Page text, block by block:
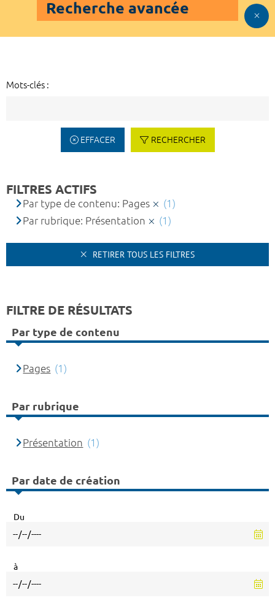
Recherche avancée
Mots-clés :
EFFACER RECHERCHER
FILTRES ACTIFS
Par type de contenu: Pages
(1)
Par rubrique: Présentation
(1)
RETIRER TOUS LES FILTRES
FILTRE DE RÉSULTATS
Par type de contenu
Pages (1)
Par rubrique
Présentation (1)
Par date de création
Du
à